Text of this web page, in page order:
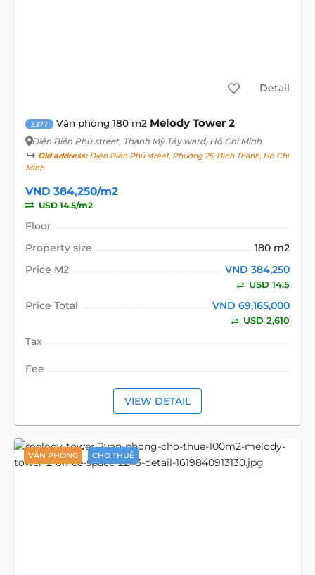
Detail
3377 Văn phòng 180 m2 Melody Tower 2
Điện Biên Phủ street, Thạnh Mỹ Tây ward, Hồ Chí Minh
Old address:Điện Biên Phủ street, Phường 25, Bình Thạnh, Hồ Chí
Minh
VND 384,250/m2
USD 14.5/m2
Floor
Property size
180 m2
Price M2
VND 384,250
USD 14.5
Price Total VND 69,165,000
USD 2,610
Tax
Fee
VIEW DETAIL
VĂN PHÒNG CHO THUÊ